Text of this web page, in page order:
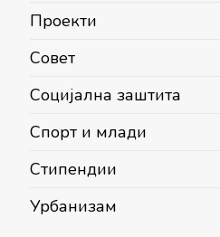
Проекти
Совет
Социјална заштита
Спорт и млади
Стипендии
Урбанизам